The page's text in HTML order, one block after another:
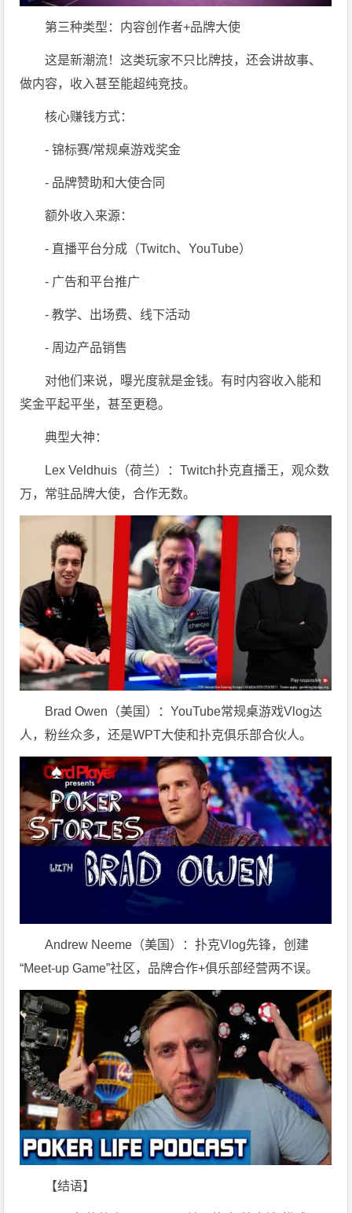
第三种类型：内容创作者+品牌大使
这是新潮流！这类玩家不只比牌技，还会讲故事、
做内容，收入甚至能超纯竞技。
核心赚钱方式：
- 锦标赛/常规桌游戏奖金
- 品牌赞助和大使合同
额外收入来源：
- 直播平台分成（Twitch、YouTube）
- 广告和平台推广
- 教学、出场费、线下活动
- 周边产品销售
对他们来说，曝光度就是金钱。有时内容收入能和
奖金平起平坐，甚至更稳。
典型大神：
Lex Veldhuis（荷兰）：Twitch扑克直播王，观众数
万，常驻品牌大使，合作无数。
Brad Owen（美国）：YouTube常规桌游戏Vlog达
人，粉丝众多，还是WPT大使和扑克俱乐部合伙人。
Andrew Neeme（美国）：扑克Vlog先锋，创建
“Meet-up Game”社区，品牌合作+俱乐部经营两不误。
【结语】